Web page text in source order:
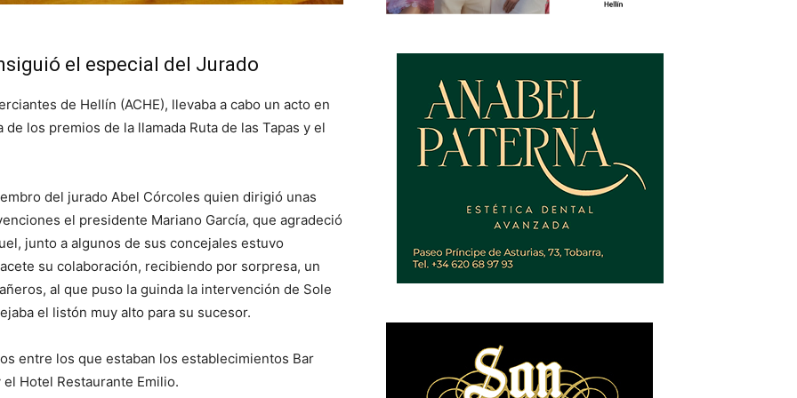
el especial del Jurado
de Hellín (ACHE), llevaba a cabo un acto en
los premios de la llamada Ruta de las Tapas y el
del jurado Abel Córcoles quien dirigió unas
el presidente Mariano García, que agradeció
junto a algunos de sus concejales estuvo
su colaboración, recibiendo por sorpresa, un
al que puso la guinda la intervención de Sole
el listón muy alto para su sucesor.
entre los que estaban los establecimientos Bar
Hotel Restaurante Emilio.